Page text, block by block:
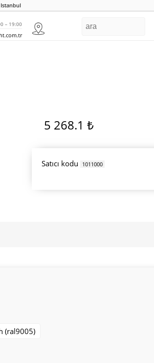
Istanbul
– 19:00
5 268.1 ₺
Satıcı kodu 1011000
(ral9005)